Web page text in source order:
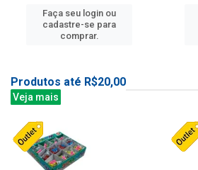
Faça seu login ou
cadastre-se para
comprar.
Produtos até R$20,00
Veja mais